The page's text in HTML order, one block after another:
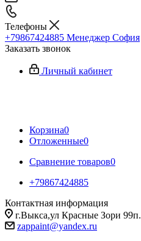
Телефоны
+79867424885 Менеджер София
Заказать звонок
Личный кабинет
Корзина0
Отложенные0
Сравнение товаров0
+79867424885
Контактная информация
г.Выкса,ул Красные Зори 99п.
zappaint@yandex.ru